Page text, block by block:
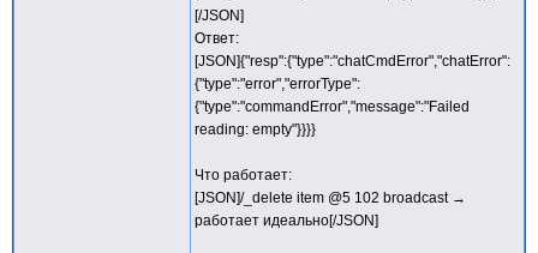
[/JSON]
Ответ:
[JSON]{"resp":{"type":"chatCmdError","chatError":
{"type":"error","errorType":
{"type":"commandError","message":"Failed
reading: empty"}}}}
Что работает:
[JSON]/_delete item @5 102 broadcast →
работает идеально[/JSON]